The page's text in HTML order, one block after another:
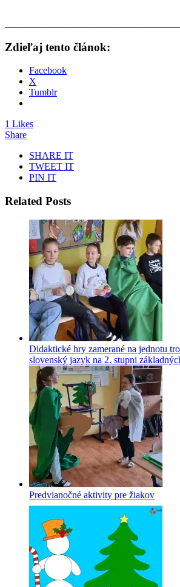
Zdieľaj tento článok:
Facebook
X
Tumblr
1 Likes
Share
SHARE IT
TWEET IT
PIN IT
Related Posts
Didaktické hry zamerané na jednotu
slovenský jazyk na 2. stupni
Predvianočné aktivity pre žiakov